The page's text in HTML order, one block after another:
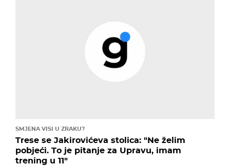
SMJENA VISI U ZRAKU?
Trese se Jakirovićeva stolica: "Ne želim
pobjeći. To je pitanje za Upravu, imam
trening u 11"